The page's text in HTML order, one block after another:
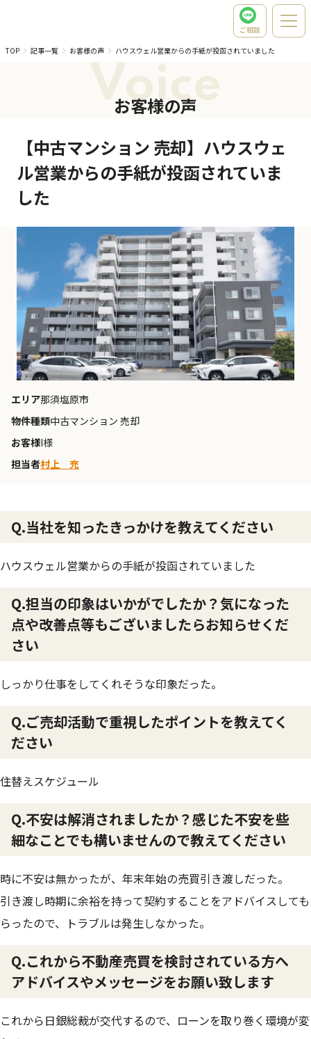
ご相談
TOP
記事一覧 お客様の声 ハウスウェル営業からの手紙が投函されていました
Voice
お客様の声
【中古マンション 売却】ハウスウェ
ル営業からの手紙が投函されていま
した
エリア那須塩原市
物件種類中古マンション 売却
お客様I様
担当者村上 充
Q.当社を知ったきっかけを教えてください
ハウスウェル営業からの手紙が投函されていました
Q.担当の印象はいかがでしたか？気になった
点や改善点等もございましたらお知らせくだ
さい
しっかり仕事をしてくれそうな印象だった。
Q.ご売却活動で重視したポイントを教えてく
ださい
住替えスケジュール
Q.不安は解消されましたか？感じた不安を些
細なことでも構いませんので教えてください
時に不安は無かったが、年末年始の売買引き渡しだった。
引き渡し時期に余裕を持って契約することをアドバイスしても
らったので、トラブルは発生しなかった。
Q.これから不動産売買を検討されている方へ
アドバイスやメッセージをお願い致します
これから日銀総裁が交代するので、ローンを取り巻く環境が変